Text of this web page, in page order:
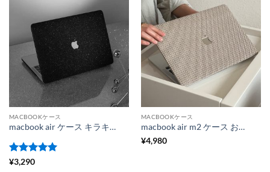
MACBOOKケース
macbook air ケース キラキラ macbook 13 インチ ケース おしゃれ pc ケース おしゃれ 女性 macbook 保護 カバー
5段階中
¥3,290
MACBOOKケース
macbook air m2 ケース おすすめ macbook 保護 カバー パソコン ケース 韓国 macbookカバー 編み風 マックブックプロ ケース おすすめ
¥4,980